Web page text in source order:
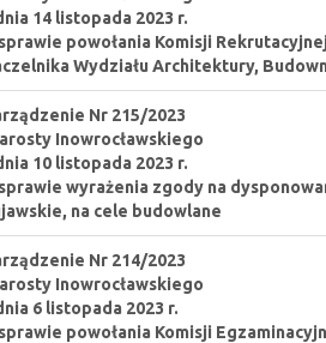
14 listopada 2023 r.
powołania Komisji
Wydziału Architektury,
Nr 215/2023
Inowrocławskiego
10 listopada 2023 r.
wyrażenia zgody na
na cele budowlane
Nr 214/2023
Inowrocławskiego
6 listopada 2023 r.
powołania Komisji